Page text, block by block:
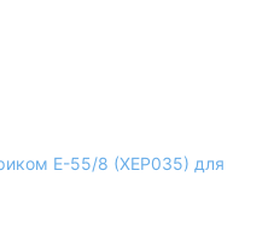
E-55/8 (XEP035) для